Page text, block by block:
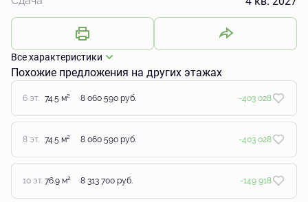
Все характеристики
Похожие предложения на других этажах
6 эт. 74.5 м2 8 060 590 руб. -403 028
8 эт. 74.5 м2 8 060 590 руб. -403 028
10 эт. 76.9 м2 8 313 700 руб. -149 918